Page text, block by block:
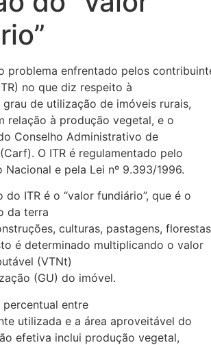
problema enfrentado pelos
no que diz respeito à
de utilização de imóveis rurais,
relação à produção vegetal, e o
Conselho Administrativo de
. O ITR é regulamentado pelo
Nacional e pela Lei nº 9.393/1996.
do ITR é o “valor fundiário”, que é o
da terra
, culturas, pastagens, florestas
é determinado multiplicando o valor
(VTNt)
(GU) do imóvel.
percentual entre
utilizada e a área aproveitável do
efetiva inclui produção vegetal,